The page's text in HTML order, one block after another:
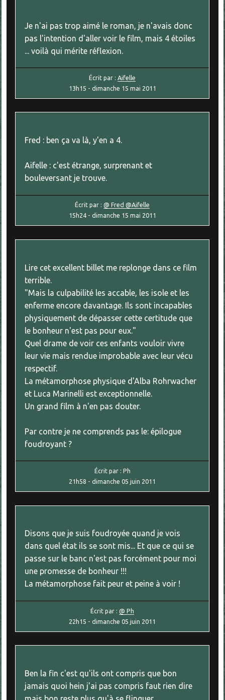
Je n'ai pas trop aimé le roman, je n'avais donc
pas l'intention d'aller voir le film, mais 4 étoiles
... voilà qui mérite réflexion.
Écrit par :Aifelle
13h15 - dimanche 15 mai 2011
Fred : ben ça va là, y'en a 4.
Aifelle : c'est étrange, surprenant et
bouleversant je trouve.
Écrit par :@ Fred @Aifelle
15h24- dimanche 15 mai 2011
Lire cet excellent billet me replonge dans ce film
terrible.
"Mais la culpabilité les accable, les isole et les
enferme encore davantage. Ils sont incapables
physiquement de dépasser cette certitude que
le bonheur n'est pas pour eux."
Quel drame de voir ces enfants vouloir vivre
leur vie mais rendue improbable avec leur vécu
respectif.
La métamorphose physique d'Alba Rohrwacher
et Luca Marinelli est exceptionnelle.
Un grand film à n'en pas douter.
Par contre je ne comprends pas le: épilogue
foudroyant ?
Écrit par : Ph
21h58 -dimanche 05 juin 2011
Disons que je suis foudroyée quand je vois
dans quel état ils se sont mis... Et que ce qui se
passe sur le banc n'est pas forcément pour moi
une promesse de bonheur !!!
La métamorphose fait peur et peine à voir !
Écrit par :@ Ph
22h15 -dimanche 05 juin 2011
Ben la fin c'est qu'ils ont compris que bon
jamais quoi hein j'ai pas compris faut rien dire